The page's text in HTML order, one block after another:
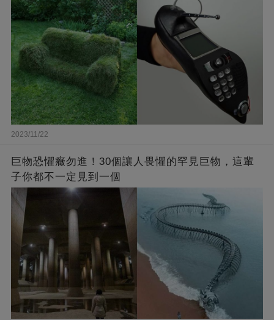
2023/11/22
巨物恐懼癥勿進！30個讓人畏懼的罕見巨物，這輩
子你都不一定見到一個